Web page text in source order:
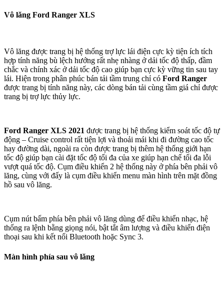
Vô lăng Ford Ranger XLS
Vô lăng được trang bị hệ thống trợ lực lái điện cực kỳ tiện ích tích
hợp tính năng bù lệch hướng rất nhẹ nhàng ở dải tốc độ thấp, đầm
chắc và chính xác ở dải tốc độ cao giúp bạn cực kỳ vững tin sau tay
lái. Hiện trong phân phúc bán tải tầm trung chỉ có Ford Ranger
được trang bị tính năng này, các dòng bán tải cùng tầm giá chỉ được
trang bị trợ lực thủy lực.
Ford Ranger XLS 2021 được trang bị hệ thống kiểm soát tốc độ tự
động – Cruise control rất tiện lợi và thoải mái khi đi đường cao tốc
hay đường dài, ngoài ra còn được trang bị thêm hệ thống giới hạn
tốc độ giúp bạn cài đặt tốc độ tối đa của xe giúp hạn chế tối đa lỗi
vượt quá tốc độ. Cụm điều khiển 2 hệ thống này ở phía bên phải vô
lăng, cùng với đấy là cụm điều khiển menu màn hình trên mặt đồng
hồ sau vô lăng.
Cụm nút bấm phía bên phải vô lăng dùng để điều khiển nhạc, hệ
thống ra lệnh bằng giọng nói, bật tắt âm lượng và điều khiển điện
thoại sau khi kết nối Bluetooth hoặc Sync 3.
Màn hình phía sau vô lăng